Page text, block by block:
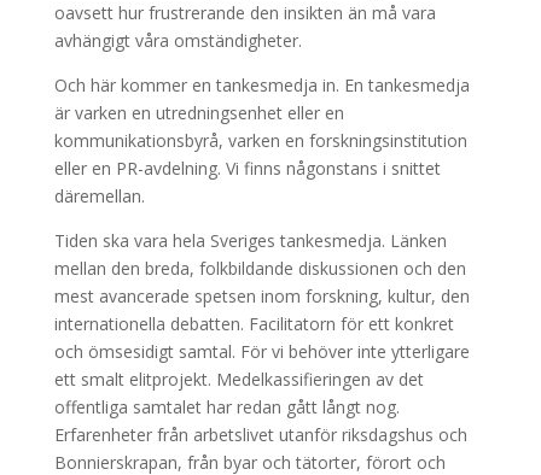
oavsett hur frustrerande den insikten än må vara
avhängigt våra omständigheter.
Och här kommer en tankesmedja in. En tankesmedja
är varken en utredningsenhet eller en
kommunikationsbyrå, varken en forskningsinstitution
eller en PR-avdelning. Vi finns någonstans i snittet
däremellan.
Tiden ska vara hela Sveriges tankesmedja. Länken
mellan den breda, folkbildande diskussionen och den
mest avancerade spetsen inom forskning, kultur, den
internationella debatten. Facilitatorn för ett konkret
och ömsesidigt samtal. För vi behöver inte ytterligare
ett smalt elitprojekt. Medelkassifieringen av det
offentliga samtalet har redan gått långt nog.
Erfarenheter från arbetslivet utanför riksdagshus och
Bonnierskrapan, från byar och tätorter, förort och